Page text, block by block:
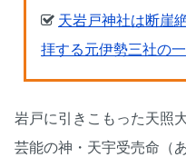
天岩戸神社は断崖
拝する元伊勢三社の
岩戸に引きこもった天照
芸能の神・天宇受売命（